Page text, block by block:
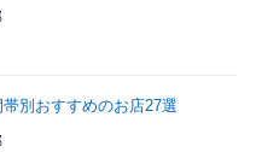
別おすすめのお店27選